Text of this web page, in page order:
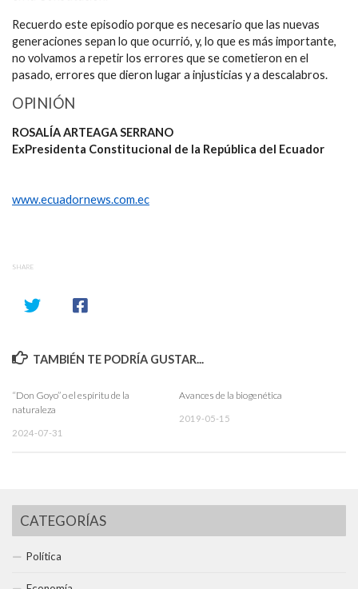
Recuerdo este episodio porque es necesario que las nuevas
generaciones sepan lo que ocurrió, y, lo que es más importante,
no volvamos a repetir los errores que se cometieron en el
pasado, errores que dieron lugar a injusticias y a descalabros.
OPINIÓN
ROSALÍA ARTEAGA SERRANO
ExPresidenta Constitucional de la República del Ecuador
www.ecuadornews.com.ec
SHARE
TAMBIÉN TE PODRÍA GUSTAR...
“Don Goyo” o el espíritu de la
naturaleza
2024-07-31
Avances de la biogenética
2019-05-15
CATEGORÍAS
Política